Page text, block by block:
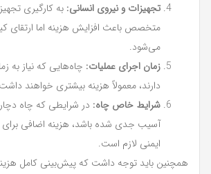
تجهیزات و نیروی انسانی: به کارگیری
متخصص باعث افزایش هزینه اما ارتقای
می‌شود.
زمان اجرای عملیات: چاه‌هایی که نیاز به
دارند، معمولاً هزینه بیشتری خواهند
شرایط خاص چاه: در شرایطی که چاه
آسیب جدی شده باشد، هزینه اضافی برای
ایمنی لازم است.
همچنین باید توجه داشت که پیش‌بینی کامل